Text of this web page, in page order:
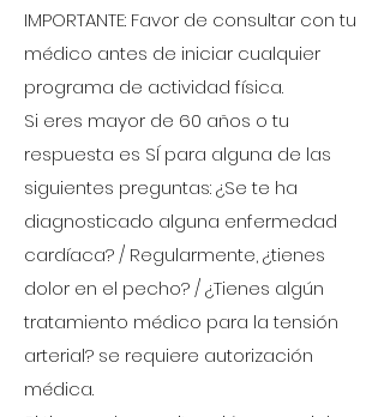
IMPORTANTE: Favor de consultar con tu
médico antes de iniciar cualquier
programa de actividad física.
Si eres mayor de 60 años o tu
respuesta es SÍ para alguna de las
siguientes preguntas: ¿Se te ha
diagnosticado alguna enfermedad
cardíaca? / Regularmente, ¿tienes
dolor en el pecho? / ¿Tienes algún
tratamiento médico para la tensión
arterial? se requiere autorización
médica.